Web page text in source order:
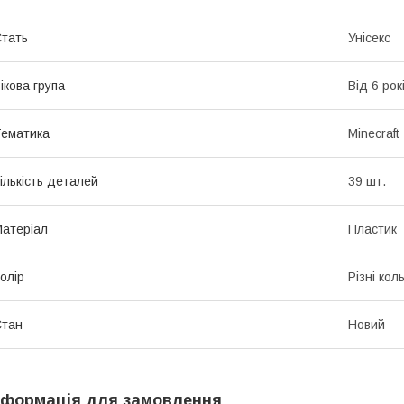
Унісекс
група Від 6
Minecraft
деталей 39 шт.
Пластик
Різні
Новий
для замовлення